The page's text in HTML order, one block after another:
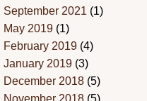
September 2021 (1)
May 2019 (1)
February 2019 (4)
January 2019 (3)
December 2018 (5)
November 2018 (5)